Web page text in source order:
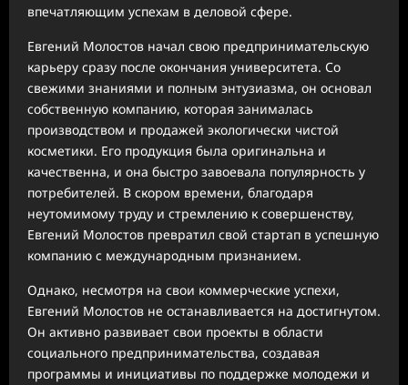
впечатляющим успехам в деловой сфере.
Евгений Молостов начал свою предпринимательскую
карьеру сразу после окончания университета. Со
свежими знаниями и полным энтузиазма, он основал
собственную компанию, которая занималась
производством и продажей экологически чистой
косметики. Его продукция была оригинальна и
качественна, и она быстро завоевала популярность у
потребителей. В скором времени, благодаря
неутомимому труду и стремлению к совершенству,
Евгений Молостов превратил свой стартап в успешную
компанию с международным признанием.
Однако, несмотря на свои коммерческие успехи,
Евгений Молостов не останавливается на достигнутом.
Он активно развивает свои проекты в области
социального предпринимательства, создавая
программы и инициативы по поддержке молодежи и